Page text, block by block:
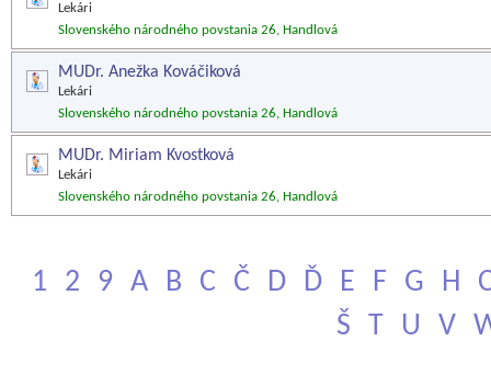
Lekári
Slovenského národného povstania 26, Handlová
MUDr. Anežka Kováčiková
Lekári
Slovenského národného povstania 26, Handlová
MUDr. Miriam Kvostková
Lekári
Slovenského národného povstania 26, Handlová
1 2 9 A B C Č D Ď E F G H
Š
T U V